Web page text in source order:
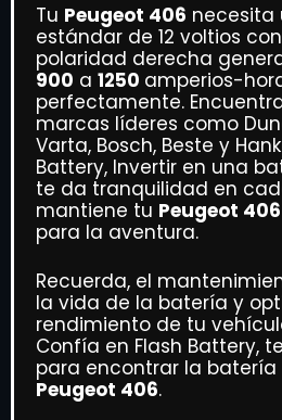
Tu Peugeot 406 necesita
estándar de 12 voltios
polaridad derecha
900 a 1250 amperios-
perfectamente.
marcas líderes como
Varta, Bosch, Beste y
Battery, Invertir en una
te da tranquilidad en
mantiene tu Peugeot 406
para la aventura.
Recuerda, el
la vida de la batería y
rendimiento de tu
Confía en Flash Battery,
para encontrar la
Peugeot 406.